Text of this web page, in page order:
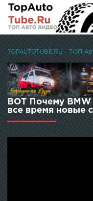
ВОТ Почему
все время новые